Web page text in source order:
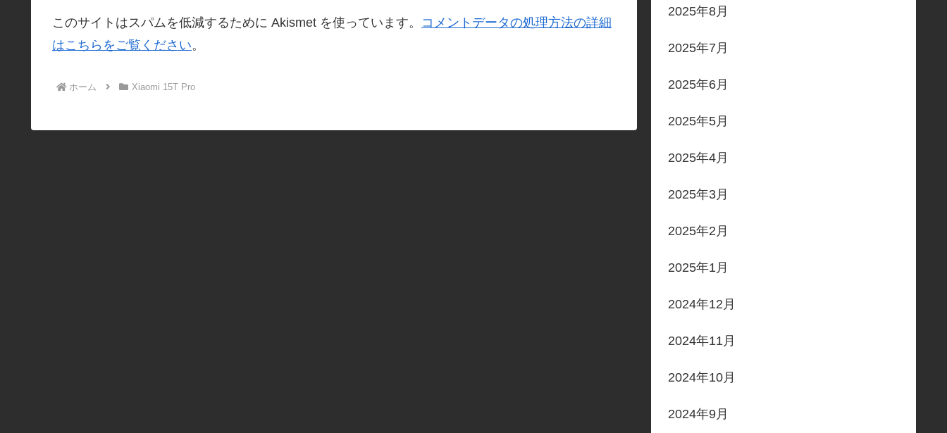
このサイトはスパムを低減するために Akismet を使っています。 コメントデータの処理方法の詳細
はこちらをご覧ください。
ホーム Xiaomi 15T Pro
2025年8月
2025年7月
2025年6月
2025年5月
2025年4月
2025年3月
2025年2月
2025年1月
2024年12月
2024年11月
2024年10月
2024年9月